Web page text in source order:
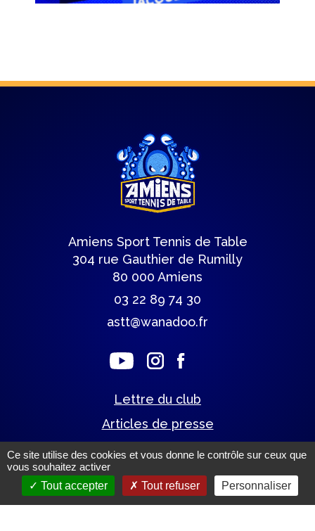
Amiens Sport Tennis de Table
304 rue Gauthier de Rumilly
80 000 Amiens
03 22 89 74 30
astt@wanadoo.fr
Lettre du club
Articles de presse
Mentions légales.
Un site éco-conçu par
Ce site utilise des cookies et vous donne le contrôle sur ceux que
vous souhaitez activer
Tout accepter
Tout refuser Personnaliser